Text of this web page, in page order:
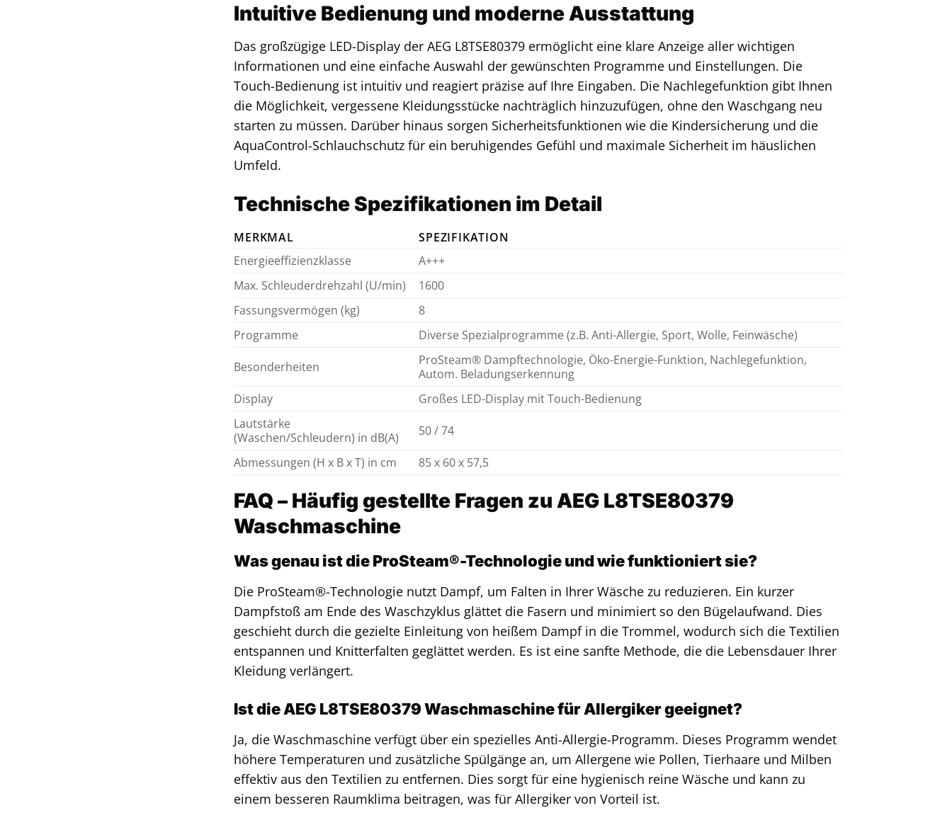
Intuitive Bedienung und moderne Ausstattung
Das großzügige LED-Display der AEG L8TSE80379 ermöglicht eine klare Anzeige aller wichtigen
Informationen und eine einfache Auswahl der gewünschten Programme und Einstellungen. Die
Touch-Bedienung ist intuitiv und reagiert präzise auf Ihre Eingaben. Die Nachlegefunktion gibt Ihnen
die Möglichkeit, vergessene Kleidungsstücke nachträglich hinzuzufügen, ohne den Waschgang neu
starten zu müssen. Darüber hinaus sorgen Sicherheitsfunktionen wie die Kindersicherung und die
AquaControl-Schlauchschutz für ein beruhigendes Gefühl und maximale Sicherheit im häuslichen
Umfeld.
Technische Spezifikationen im Detail
MERKMAL
SPEZIFIKATION
Energieeffizienzklasse
A+++
Max. Schleuderdrehzahl (U/min)
1600
Fassungsvermögen (kg)
8
Programme
Diverse Spezialprogramme (z.B. Anti-Allergie, Sport, Wolle, Feinwäsche)
Besonderheiten
ProSteam® Dampftechnologie, Öko-Energie-Funktion, Nachlegefunktion,
Autom. Beladungserkennung
Display
Großes LED-Display mit Touch-Bedienung
Lautstärke
(Waschen/Schleudern) in dB(A)
50 / 74
Abmessungen (H x B x T) in cm 85 x 60 x 57,5
FAQ – Häufig gestellte Fragen zu AEG L8TSE80379
Waschmaschine
Was genau ist die ProSteam®-Technologie und wie funktioniert sie?
Die ProSteam®-Technologie nutzt Dampf, um Falten in Ihrer Wäsche zu reduzieren. Ein kurzer
Dampfstoß am Ende des Waschzyklus glättet die Fasern und minimiert so den Bügelaufwand. Dies
geschieht durch die gezielte Einleitung von heißem Dampf in die Trommel, wodurch sich die Textilien
entspannen und Knitterfalten geglättet werden. Es ist eine sanfte Methode, die die Lebensdauer Ihrer
Kleidung verlängert.
Ist die AEG L8TSE80379 Waschmaschine für Allergiker geeignet?
Ja, die Waschmaschine verfügt über ein spezielles Anti-Allergie-Programm. Dieses Programm wendet
höhere Temperaturen und zusätzliche Spülgänge an, um Allergene wie Pollen, Tierhaare und Milben
effektiv aus den Textilien zu entfernen. Dies sorgt für eine hygienisch reine Wäsche und kann zu
einem besseren Raumklima beitragen, was für Allergiker von Vorteil ist.